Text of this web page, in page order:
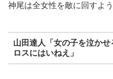
神尾は全女性を敵に回すよ
山田達人「女の子を泣か
ロスにはいねえ」